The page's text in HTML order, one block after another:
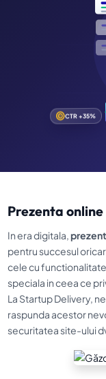
CTR +35%
Prezenta
In era digitala,
pentru succesul
cele cu
speciala in ceea ce
La Startup Delivery,
raspunda acestor
securitatea site-ului